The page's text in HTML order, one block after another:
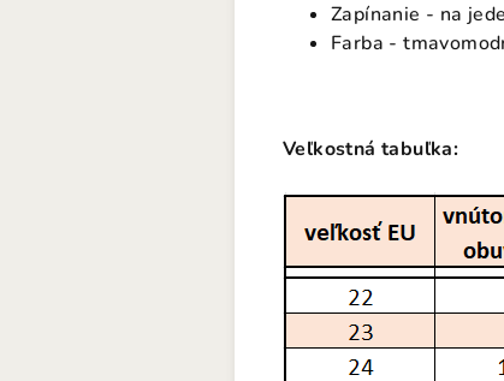
Zapínanie - na
Farba -
Veľkostná tabuľka: